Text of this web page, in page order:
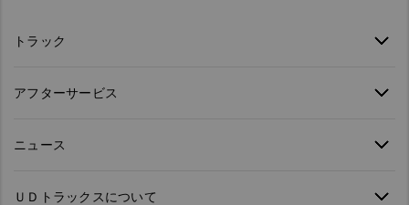
トラック
アフターサービス
ニュース
ＵＤトラックスについて